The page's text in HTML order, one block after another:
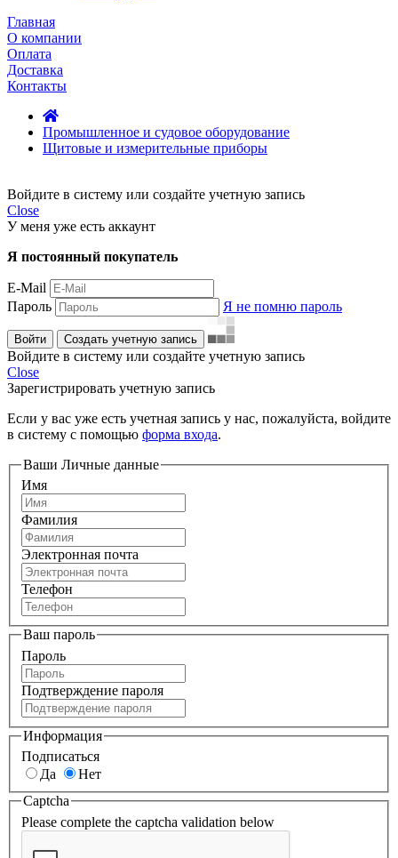
Главная
О компании
Оплата
Доставка
Контакты
Промышленное и судовое оборудование
Щитовые и измерительные приборы
Войдите в систему или создайте учетную запись
Close
У меня уже есть аккаунт
Я постоянный покупатель
E-Mail
Пароль
Я не помню пароль
Войти Создать учетную запись
Войдите в систему или создайте учетную запись
Close
Зарегистрировать учетную запись
Если у вас уже есть учетная запись у нас, пожалуйста, войдите
в систему с помощью форма входа.
Ваши Личные данные
Имя
Фамилия
Электронная почта
Телефон
Ваш пароль
Пароль
Подтверждение пароля
Информация
Подписаться
Да
Нет
Captcha
Please complete the captcha validation below